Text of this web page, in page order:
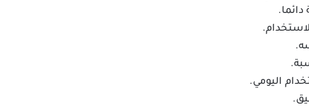
اليومي.